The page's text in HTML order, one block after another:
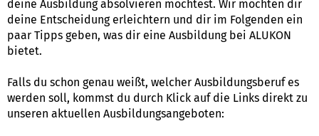
deine Ausbildung absolvieren möchtest. Wir möchten dir
deine Entscheidung erleichtern und dir im Folgenden ein
paar Tipps geben, was dir eine Ausbildung bei ALUKON
bietet.
Falls du schon genau weißt, welcher Ausbildungsberuf es
werden soll, kommst du durch Klick auf die Links direkt zu
unseren aktuellen Ausbildungsangeboten: